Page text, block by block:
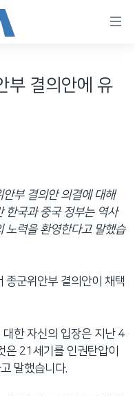
부 결의안에 유
부 결의안 의결에 대해
한국과 중국 정부는 역사
노력을 환영한다고 말했습
종군위안부 결의안이 채택
한 자신의 입장은 지난 4
은 21세기를 인권탄압이
말했습니다.